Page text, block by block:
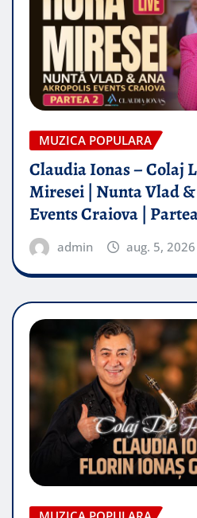
MUZICA POPULARA
Claudia Ionas – Colaj
Miresei | Nunta Vlad
Events Craiova |
admin aug. 5, 2026